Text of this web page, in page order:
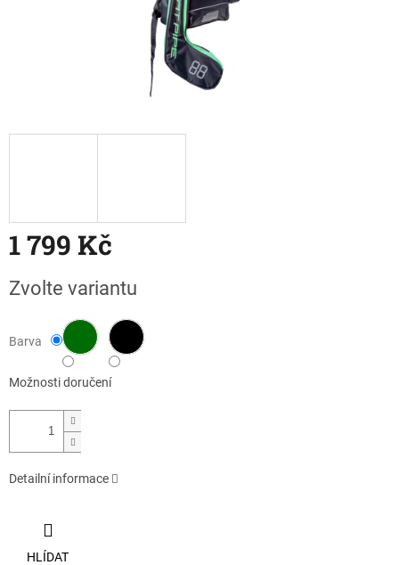
1 799 Kč
cena:
Zvolte variantu
Barva
Možnosti doručení
Detailní informace
HLÍDAT